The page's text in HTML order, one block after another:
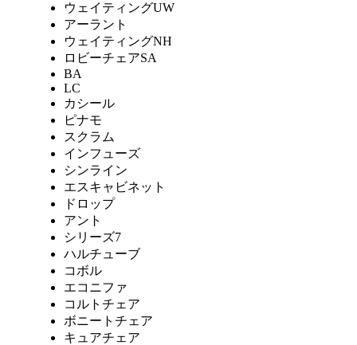
ウェイティングUW
アーラント
ウェイティングNH
ロビーチェアSA
BA
LC
カシール
ピナモ
スクラム
インフューズ
シンライン
エスキャビネット
ドロップ
アント
シリーズ7
ハルチューブ
コボル
エコニファ
コルトチェア
ボニートチェア
キュアチェア